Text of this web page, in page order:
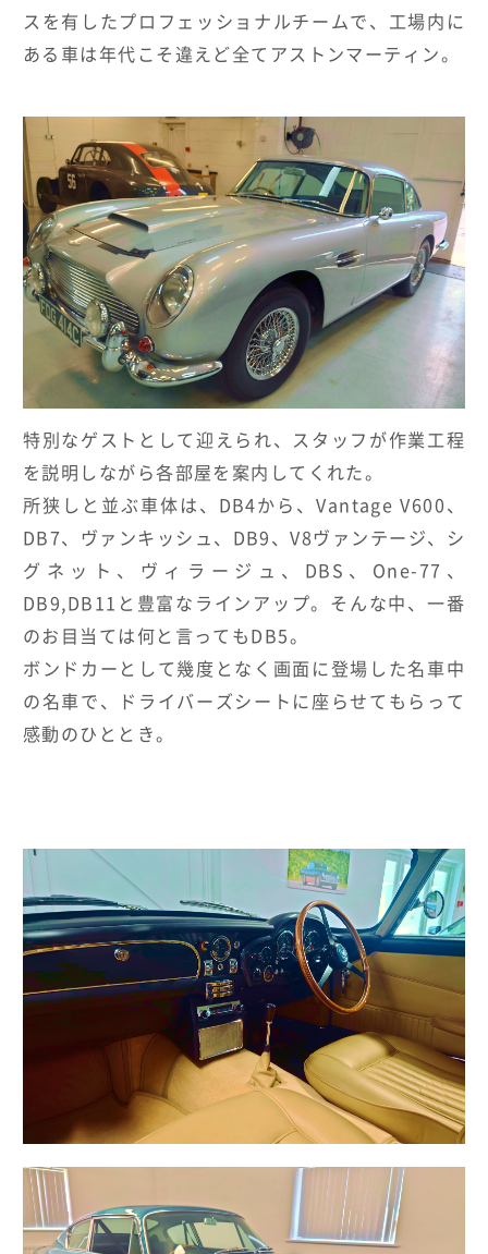
スを有したプロフェッショナルチームで、工場内に
ある車は年代こそ違えど全てアストンマーティン。
特別なゲストとして迎えられ、スタッフが作業工程
を説明しながら各部屋を案内してくれた。
所狭しと並ぶ車体は、
DB4から、Vantage V600 、
DB7、ヴァンキッシュ、 DB9 、V8ヴァンテージ、シ
グネット、ヴィラージュ、
DBS 、 One-77 、
DB9,DB11
と豊富なラインアップ。そんな中、一番
のお目当ては何と言っても DB5。
ボンドカーとして幾度となく画面に登場した名車中
の名車で、ドライバーズシートに座らせてもらって
感動のひととき。